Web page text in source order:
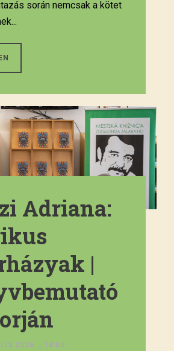
során nemcsak a kötet
Adriana:
|
2026. , 18:00